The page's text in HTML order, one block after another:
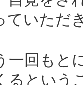
ていただ
回もと
るという